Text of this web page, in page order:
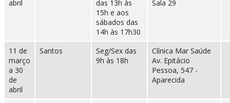
abril
das 13h às
15h e aos
sábados das
14h às 17h30
Sala 29
11 de
março
a 30
de
abril
Santos
Seg/Sex das
9h às 18h
Clínica Mar Saúde
Av. Epitácio
Pessoa, 547 -
Aparecida